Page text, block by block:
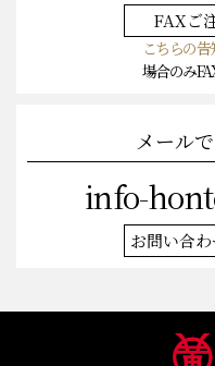
FAXご
こちらの告
場合のみ
メール
info-
お問い合